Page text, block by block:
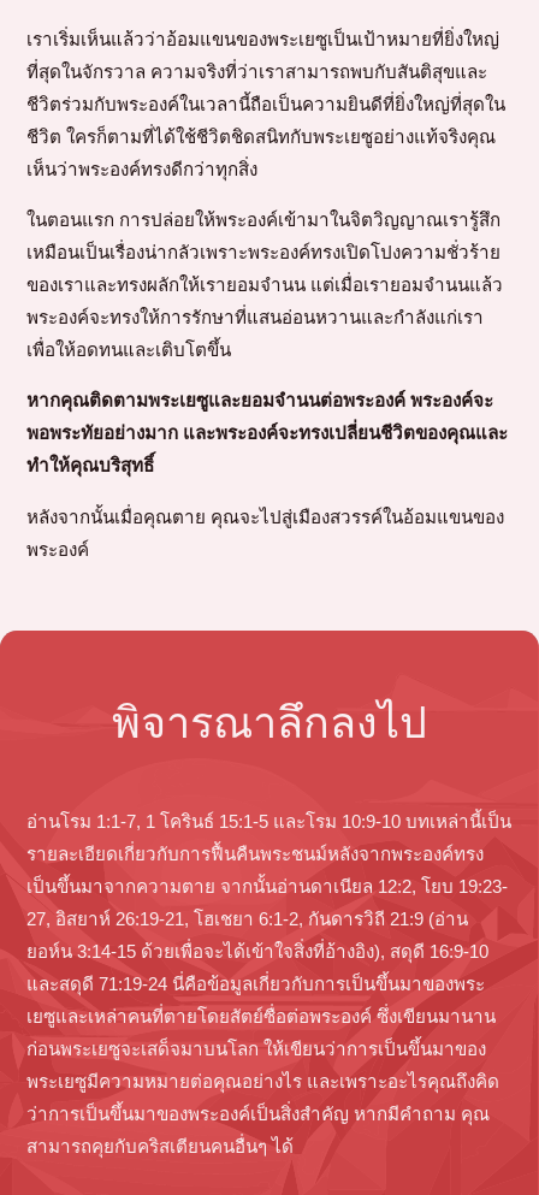
เราเริ่มเห็นแล้วว่าอ้อมแขนของพระเยซูเป็นเป้าหมายที่ยิ่งใหญ่
ที่สุดในจักรวาล ความจริงที่ว่าเราสามารถพบกับสันติสุขและ
ชีวิตร่วมกับพระองค์ในเวลานี้ถือเป็นความยินดีที่ยิ่งใหญ่ที่สุดใน
ชีวิต ใครก็ตามที่ได้ใช้ชีวิตชิดสนิทกับพระเยซูอย่างแท้จริงคุณ
เห็นว่าพระองค์ทรงดีกว่าทุกสิ่ง
ในตอนแรก การปล่อยให้พระองค์เข้ามาในจิตวิญญาณเรารู้สึก
เหมือนเป็นเรื่องน่ากลัวเพราะพระองค์ทรงเปิดโปงความชั่วร้าย
ของเราและทรงผลักให้เรายอมจำนน แต่เมื่อเรายอมจำนนแล้ว
พระองค์จะทรงให้การรักษาที่แสนอ่อนหวานและกำลังแก่เรา
เพื่อให้อดทนและเติบโตขึ้น
หากคุณติดตามพระเยซูและยอมจำนนต่อพระองค์ พระองค์จะ
พอพระทัยอย่างมาก และพระองค์จะทรงเปลี่ยนชีวิตของคุณและ
ทำให้คุณบริสุทธิ์
หลังจากนั้นเมื่อคุณตาย คุณจะไปสู่เมืองสวรรค์ในอ้อมแขนของ
พระองค์
พิจารณาลึกลงไป
อ่านโรม 1:1-7, 1 โครินธ์ 15:1-5 และโรม 10:9-10 บทเหล่านี้เป็น
รายละเอียดเกี่ยวกับการฟื้นคืนพระชนม์หลังจากพระองค์ทรง
เป็นขึ้นมาจากความตาย จากนั้นอ่านดาเนียล 12:2, โยบ 19:23-
27, อิสยาห์ 26:19-21, โฮเชยา 6:1-2, กันดารวิถี 21:9 (อ่าน
ยอห์น 3:14-15 ด้วยเพื่อจะได้เข้าใจสิ่งที่อ้างอิง), สดุดี 16:9-10
และสดุดี 71:19-24 นี่คือข้อมูลเกี่ยวกับการเป็นขึ้นมาของพระ
เยซูและเหล่าคนที่ตายโดยสัตย์ซื่อต่อพระองค์ ซึ่งเขียนมานาน
ก่อนพระเยซูจะเสด็จมาบนโลก ให้เขียนว่าการเป็นขึ้นมาของ
พระเยซูมีความหมายต่อคุณอย่างไร และเพราะอะไรคุณถึงคิด
ว่าการเป็นขึ้นมาของพระองค์เป็นสิ่งสำคัญ หากมีคำถาม คุณ
สามารถคุยกับคริสเตียนคนอื่นๆ ได้